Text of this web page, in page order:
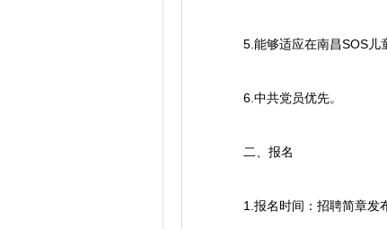
5.能够适应在南昌SOS儿童
6.中共党员优先。
二、报名
1.报名时间：招聘简章发布